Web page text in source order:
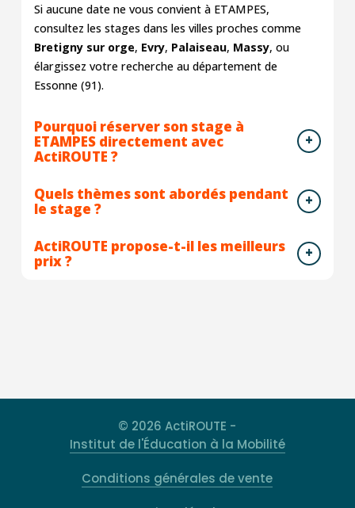
Si aucune date ne vous convient à ETAMPES,
consultez les stages dans les villes proches comme
Bretigny sur orge, Evry, Palaiseau, Massy, ou
élargissez votre recherche au département de
Essonne (91).
Pourquoi réserver son stage à
ETAMPES directement avec
ActiROUTE ?
Quels thèmes sont abordés pendant
le stage ?
ActiROUTE propose-t-il les meilleurs
prix ?
© 2026 ActiROUTE -
Institut de l'Éducation à la Mobilité
Conditions générales de vente